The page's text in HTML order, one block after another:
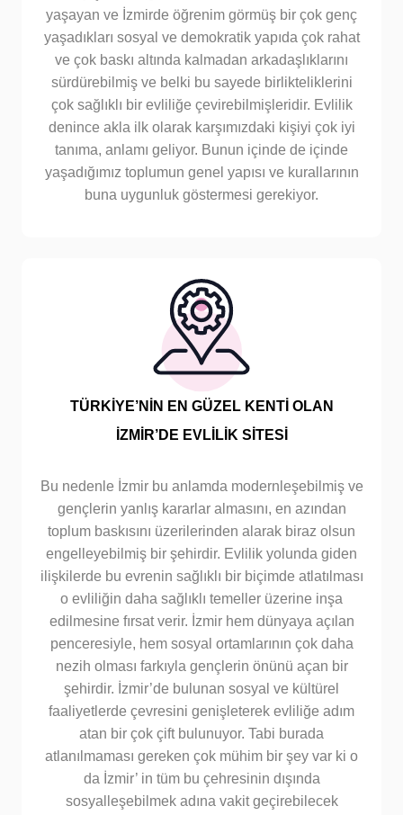
yaşayan ve İzmirde öğrenim görmüş bir çok genç
yaşadıkları sosyal ve demokratik yapıda çok rahat
ve çok baskı altında kalmadan arkadaşlıklarını
sürdürebilmiş ve belki bu sayede birlikteliklerini
çok sağlıklı bir evliliğe çevirebilmişleridir. Evlilik
denince akla ilk olarak karşımızdaki kişiyi çok iyi
tanıma, anlamı geliyor. Bunun içinde de içinde
yaşadığımız toplumun genel yapısı ve kurallarının
buna uygunluk göstermesi gerekiyor.
TÜRKİYE’NİN EN GÜZEL KENTİ OLAN
İZMİR’DE EVLİLİK SİTESİ
Bu nedenle İzmir bu anlamda modernleşebilmiş ve
gençlerin yanlış kararlar almasını, en azından
toplum baskısını üzerilerinden alarak biraz olsun
engelleyebilmiş bir şehirdir. Evlilik yolunda giden
ilişkilerde bu evrenin sağlıklı bir biçimde atlatılması
o evliliğin daha sağlıklı temeller üzerine inşa
edilmesine fırsat verir. İzmir hem dünyaya açılan
penceresiyle, hem sosyal ortamlarının çok daha
nezih olması farkıyla gençlerin önünü açan bir
şehirdir. İzmir’de bulunan sosyal ve kültürel
faaliyetlerde çevresini genişleterek evliliğe adım
atan bir çok çift bulunuyor. Tabi burada
atlanılmaması gereken çok mühim bir şey var ki o
da İzmir’ in tüm bu çehresinin dışında
sosyalleşebilmek adına vakit geçirebilecek